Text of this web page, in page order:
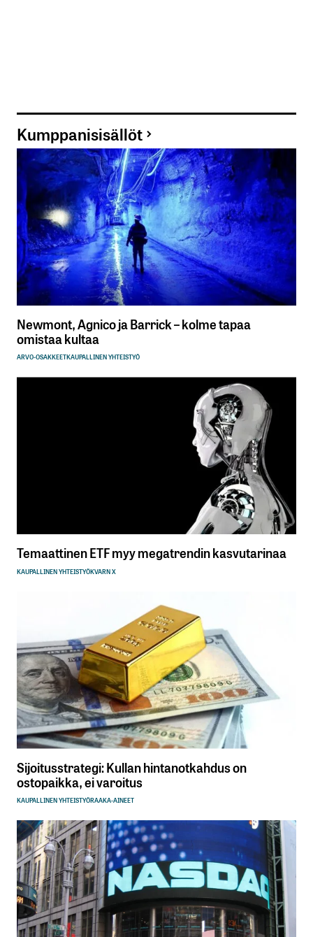
Kumppanisisällöt
Newmont, Agnico ja Barrick – kolme tapaa
omistaa kultaa
ARVO-OSAKKEETKAUPALLINEN YHTEISTYÖ
Temaattinen ETF myy megatrendin kasvutarinaa
KAUPALLINEN YHTEISTYÖKVARN X
Sijoitusstrategi: Kullan hintanotkahdus on
ostopaikka, ei varoitus
KAUPALLINEN YHTEISTYÖRAAKA-AINEET